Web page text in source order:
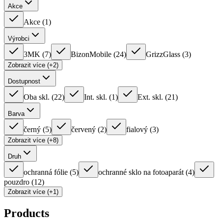
Akce
Akce (1)
Výrobci
3MK (7) BizonMobile (24) GrizzGlass (3)
Zobrazit více (+2)
Dostupnost
Oba skl. (22) Int. skl. (1) Ext. skl. (21)
Barva
černý (5) červený (2) fialový (3)
Zobrazit více (+8)
Druh
ochranná fólie (5) ochranné sklo na fotoaparát (4)
pouzdro (12)
Zobrazit více (+1)
Products